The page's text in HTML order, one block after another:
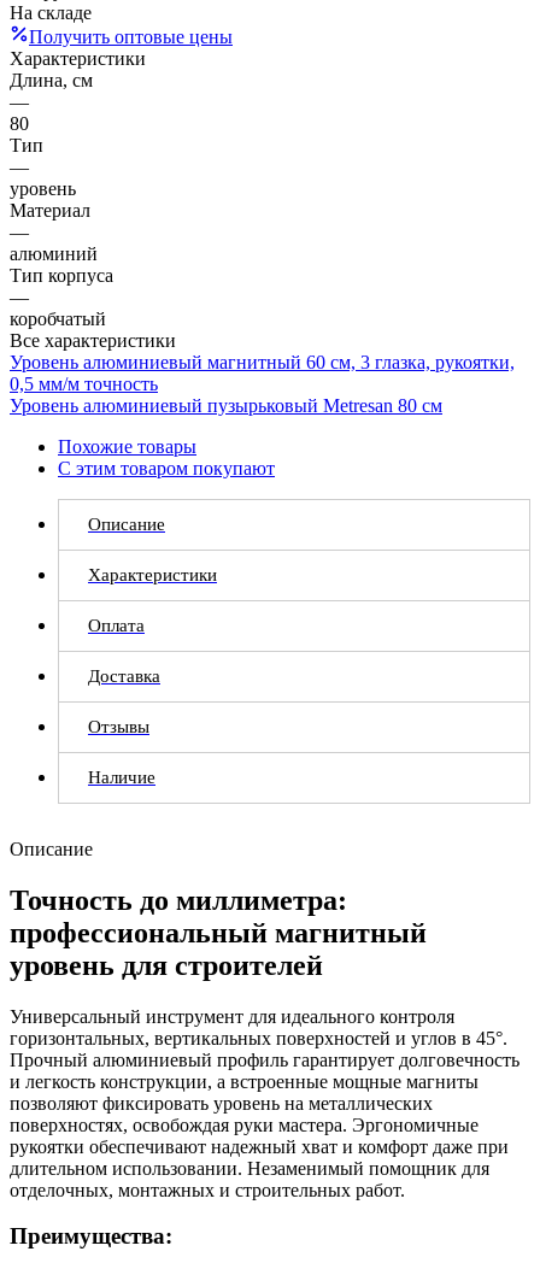
На складе
Получить оптовые цены
Характеристики
Длина, см
—
80
Тип
—
уровень
Материал
—
алюминий
Тип корпуса
—
коробчатый
Все характеристики
Уровень алюминиевый магнитный 60 см, 3 глазка, рукоятки,
0,5 мм/м точность
Уровень алюминиевый пузырьковый Metresan 80 см
Похожие товары
С этим товаром покупают
Описание
Характеристики
Оплата
Доставка
Отзывы
Наличие
Описание
Точность до миллиметра:
профессиональный магнитный
уровень для строителей
Универсальный инструмент для идеального контроля
горизонтальных, вертикальных поверхностей и углов в 45°.
Прочный алюминиевый профиль гарантирует долговечность
и легкость конструкции, а встроенные мощные магниты
позволяют фиксировать уровень на металлических
поверхностях, освобождая руки мастера. Эргономичные
рукоятки обеспечивают надежный хват и комфорт даже при
длительном использовании. Незаменимый помощник для
отделочных, монтажных и строительных работ.
Преимущества: